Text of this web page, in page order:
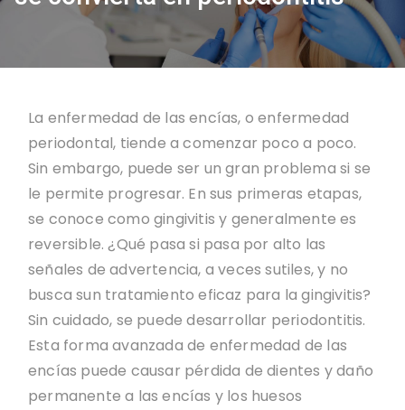
La enfermedad de las encías, o enfermedad
periodontal, tiende a comenzar poco a poco.
Sin embargo, puede ser un gran problema si se
le permite progresar. En sus primeras etapas,
se conoce como gingivitis y generalmente es
reversible. ¿Qué pasa si pasa por alto las
señales de advertencia, a veces sutiles, y no
busca sun tratamiento eficaz para la gingivitis?
Sin cuidado, se puede desarrollar periodontitis.
Esta forma avanzada de enfermedad de las
encías puede causar pérdida de dientes y daño
permanente a las encías y los huesos